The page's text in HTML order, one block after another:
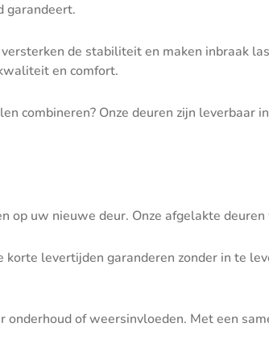
garandeert.
de stabiliteit en maken inbraak
en comfort.
combineren? Onze deuren zijn
op uw nieuwe deur. Onze afgelakte
korte levertijden garanderen zonder in te
onderhoud of weersinvloeden. Met een